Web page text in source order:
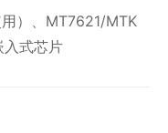
）、MT7621/MTK
入式芯片